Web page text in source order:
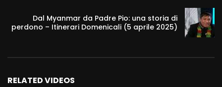
Dal Myanmar da Padre Pio: una storia di
perdono – Itinerari Domenicali (5 aprile 2025)
RELATED VIDEOS